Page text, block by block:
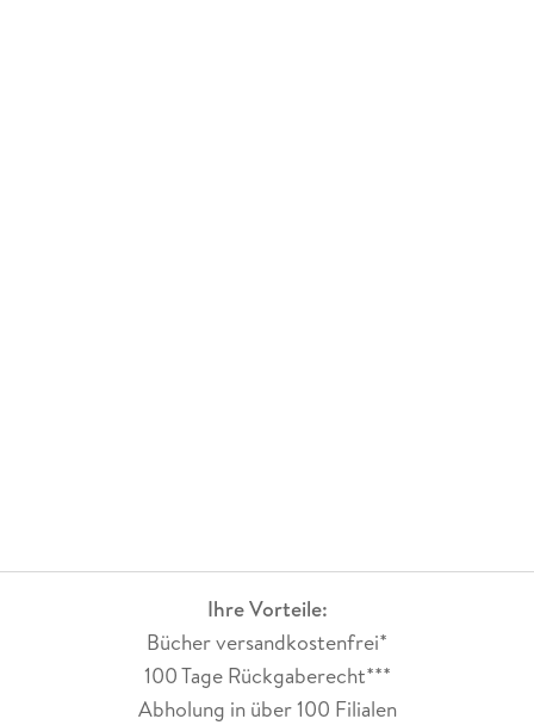
Ihre Vorteile:
Bücher versandkostenfrei*
100 Tage Rückgaberecht***
Abholung in über 100 Filialen